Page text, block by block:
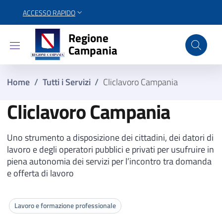
ACCESSO RAPIDO
Regione Campania
Regione
Campania
Home / Tutti i Servizi / Cliclavoro Campania
Cliclavoro Campania
Uno strumento a disposizione dei cittadini, dei datori di
lavoro e degli operatori pubblici e privati per usufruire in
piena autonomia dei servizi per l’incontro tra domanda
e offerta di lavoro
Lavoro e formazione professionale